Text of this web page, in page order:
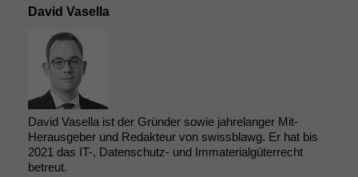
David Vasella
David Vasella ist der Gründer sowie jahrelanger Mit-
Herausgeber und Redakteur von swissblawg. Er hat bis
2021 das IT-, Datenschutz- und Immaterialgüterrecht
betreut.